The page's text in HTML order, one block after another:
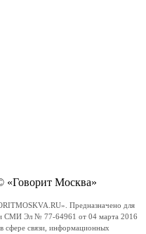
«Говорит Москва»
Предназначено для
СМИ Эл № 77-64961 от 04 марта 2016
сфере связи, информационных